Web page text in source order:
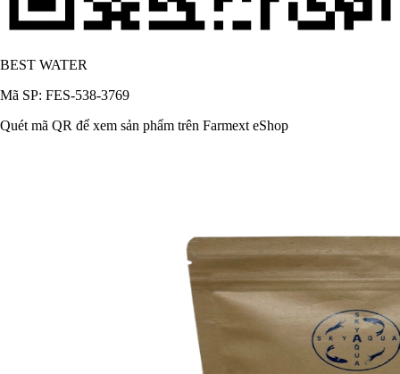
BEST WATER
Mã SP: FES-538-3769
Quét mã QR để xem sản phẩm trên Farmext eShop